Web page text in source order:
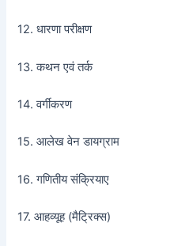
12. धारणा परीक्षण
13. कथन एवं तर्क
14. वर्गीकरण
15. आलेख वेन डायग्राम
16. गणितीय संक्रियाए
17. आहव्यूह (मैट्रिक्स)